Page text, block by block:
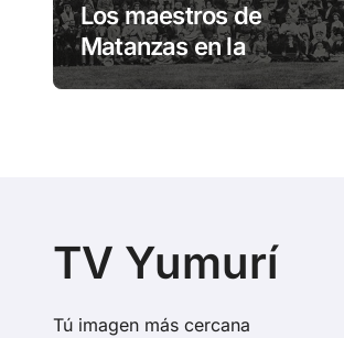
Los maestros de
Matanzas en la
Universidad de Harvard
TV Yumurí
Tú imagen más cercana